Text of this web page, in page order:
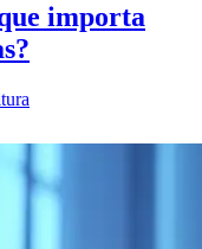
importa